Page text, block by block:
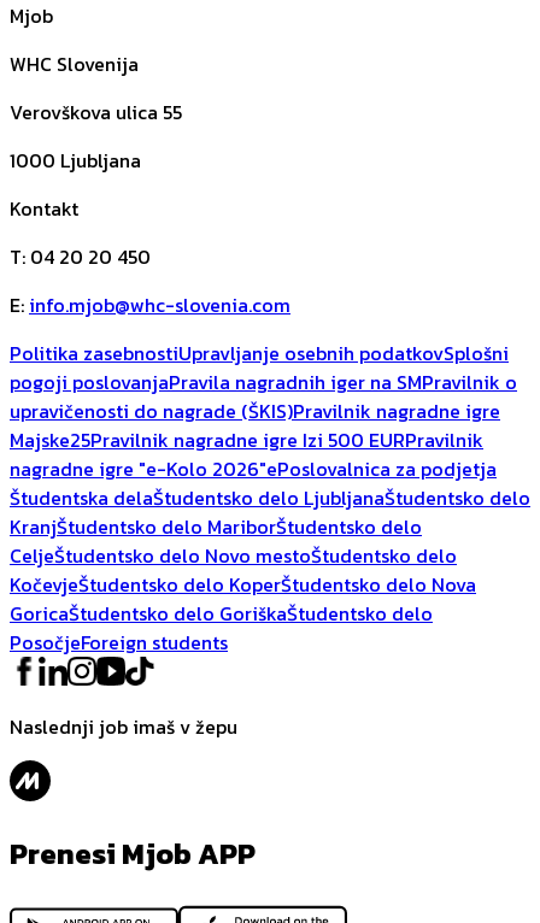
Mjob
WHC Slovenija
Verovškova ulica 55
1000 Ljubljana
Kontakt
T: 04 20 20 450
E: info.mjob@whc-slovenia.com
Politika zasebnostiUpravljanje osebnih podatkovSplošni
pogoji poslovanjaPravila nagradnih iger na SMPravilnik o
upravičenosti do nagrade (ŠKIS)Pravilnik nagradne igre
Majske25Pravilnik nagradne igre Izi 500 EURPravilnik
nagradne igre "e-Kolo 2026"ePoslovalnica za podjetja
Študentska delaŠtudentsko delo LjubljanaŠtudentsko delo
KranjŠtudentsko delo MariborŠtudentsko delo
CeljeŠtudentsko delo Novo mestoŠtudentsko delo
KočevjeŠtudentsko delo KoperŠtudentsko delo Nova
GoricaŠtudentsko delo GoriškaŠtudentsko delo
PosočjeForeign students
Naslednji job imaš v žepu
Prenesi Mjob APP